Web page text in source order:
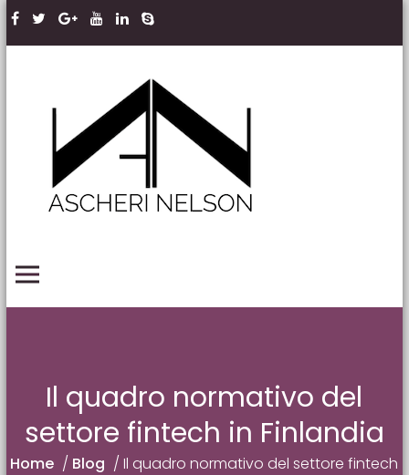
Skip to content
Il quadro normativo del
settore fintech in Finlandia
Home / Blog /Il quadro normativo del settore fintech